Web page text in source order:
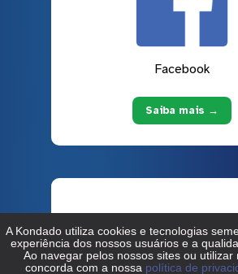
Facebook
Saiba mais →